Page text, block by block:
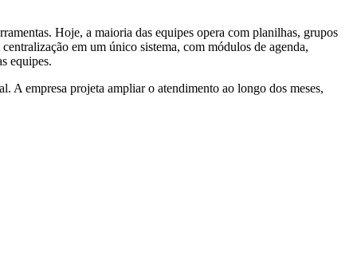
Hoje, a maioria das equipes opera com planilhas, grupos
em um único sistema, com módulos de agenda,
equipes.
A empresa projeta ampliar o atendimento ao longo dos meses,